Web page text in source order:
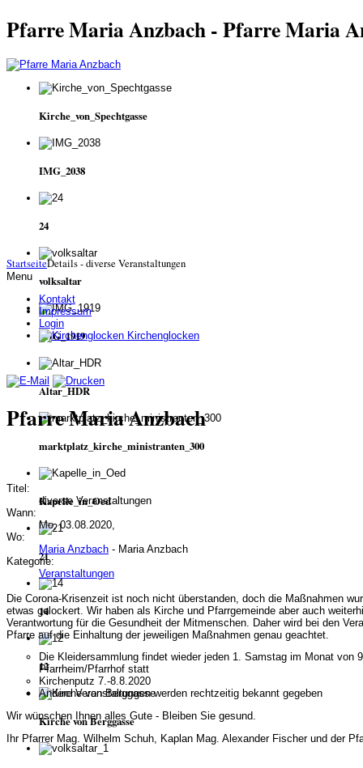
Pfarre Maria Anzbach - Pfarre Maria
Kirche_von_Spechtgasse
IMG_2038
24
volksaltar
IMG_1919
Altar_HDR
marktplatz_kirche_ministranten_300
Kapelle_in_Oed
21
14
12
Kirche von Berggasse
StartseiteDetails - diverse Veranstaltungen
Menu
Kontakt
Impressum
Login
Kirchenglocken
Pfarre Maria Anzbach
Titel:
diverse Veranstaltungen
Wann:
Mo, 03.08.2020,
Wo:
Maria Anzbach - Maria Anzbach
Kategorie:
Veranstaltungen
Die Corona-Krisenzeit ist noch nicht überstanden, doch die Maßnahmen
etwas gelockert. Wir haben als Kirche und Pfarrgemeinde aber auch
Verantwortung für die Gesundheit der Mitmenschen. Daher wird bei den
Pfarre auf die Einhaltung der jeweiligen Maßnahmen genau geachtet.
Die Kleidersammlung findet wieder jeden 1. Samstag im Monat von
Pfarrheim/Pfarrhof statt
Kirchenputz 7.-8.8.2020
Andere Veranstaltungen werden rechtzeitig bekannt gegeben
Wir wünschen Ihnen alles Gute - Bleiben Sie gesund.
Ihr Pfarrer Mag. Wilhelm Schuh, Kaplan Mag. Alexander Fischer und der